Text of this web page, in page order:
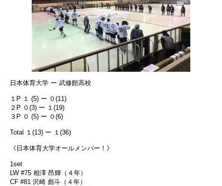
日本体育大学 ー 武修館高校
１P １ (5) ー ０(11)
２P ０(3) ー １(19)
３P ０ (5) ー ０(6)
Total １(13) ー １(36)
《日本体育大学オールメンバー！》
1set
LW #75 相澤 昂輝（４年）
CF #81 沢崎 彪斗（４年）